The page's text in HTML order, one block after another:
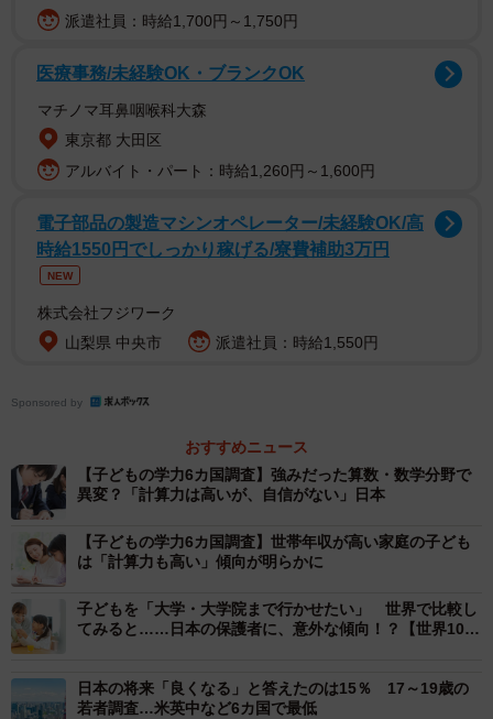
算数の勉強で抱える課題（出典：スプリックス教育財団調べ）
算数の勉強で抱える課題について、「暗記量：覚えなけれ
ばいけないことが多すぎる」「解決法：わからない点を解
消する方法がわからない」「勉強法：上手な勉強の方法が
ない」「基礎：すでに習ったことの理解が不十分であり、
合を見ると、世界5カ国では「覚えなければいけないことが
多すぎる」（48.9％）、「わからない点を解消する方法が
い」（34.4％）が上位となり、暗記量の負担感や不明点の
解決法、勉強法に課題が特に大きいと感じていることがわ
かりました。
一方の日本は肯定率が世界5カ国と比べて小さく、算数の勉
強に悩む子どもは日本のほうが少ない傾向が見られまし
派遣社員：時給1,700円～1,750円
医療事務/未経験OK・ブランクOK
マチノマ耳鼻咽喉科大森
東京都 大田区
アルバイト・パート：時給1,260円～1,600円
電子部品の製造マシンオペレーター/未経験OK/高
時給1550円でしっかり稼げる/寮費補助3万円
NEW
株式会社フジワーク
山梨県 中央市
派遣社員：時給1,550円
Sponsored by
おすすめニュース
【子どもの学力6カ国調査】強みだった算数・数学分野で
異変？「計算力は高いが、自信がない」日本
【子どもの学力6カ国調査】世帯年収が高い家庭の子ども
は「計算力も高い」傾向が明らかに
子どもを「大学・大学院まで行かせたい」 世界で比較し
てみると……日本の保護者に、意外な傾向！？【世界10カ
日本の将来「良くなる」と答えたのは15％ 17～19歳の
若者調査…米英中など6カ国で最低